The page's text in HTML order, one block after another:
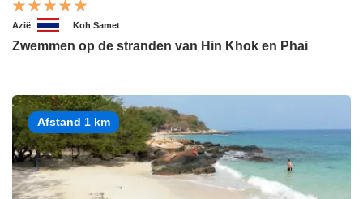
Azië Koh Samet
Zwemmen op de stranden van Hin Khok en Phai
Afstand 1 km